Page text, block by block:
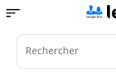
Aller
au
contenu
principal
Toggle navigation
Rechercher